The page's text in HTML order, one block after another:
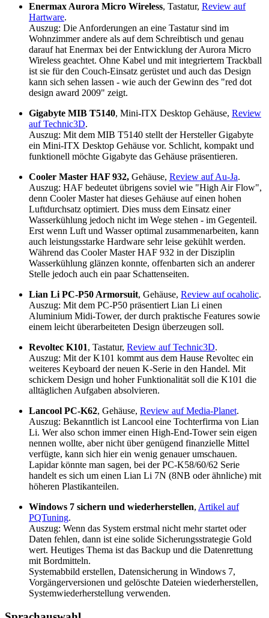
Enermax Aurora Micro Wireless, Tastatur, Review auf
Hartware.
Auszug: Die Anforderungen an eine Tastatur sind im
Wohnzimmer andere als auf dem Schreibtisch und genau
darauf hat Enermax bei der Entwicklung der Aurora Micro
Wireless geachtet. Ohne Kabel und mit integriertem Trackball
ist sie für den Couch-Einsatz gerüstet und auch das Design
kann sich sehen lassen - wie auch der Gewinn des "red dot
design award 2009" zeigt.
Gigabyte MIB T5140, Mini-ITX Desktop Gehäuse, Review
auf Technic3D.
Auszug: Mit dem MIB T5140 stellt der Hersteller Gigabyte
ein Mini-ITX Desktop Gehäuse vor. Schlicht, kompakt und
funktionell möchte Gigabyte das Gehäuse präsentieren.
Cooler Master HAF 932, Gehäuse, Review auf Au-Ja.
Auszug: HAF bedeutet übrigens soviel wie "High Air Flow",
denn Cooler Master hat dieses Gehäuse auf einen hohen
Luftdurchsatz optimiert. Dies muss dem Einsatz einer
Wasserkühlung jedoch nicht im Wege stehen - im Gegenteil.
Erst wenn Luft und Wasser optimal zusammenarbeiten, kann
auch leistungsstarke Hardware sehr leise gekühlt werden.
Während das Cooler Master HAF 932 in der Disziplin
Wasserkühlung glänzen konnte, offenbarten sich an anderer
Stelle jedoch auch ein paar Schattenseiten.
Lian Li PC-P50 Armorsuit, Gehäuse, Review auf ocaholic.
Auszug: Mit dem PC-P50 präsentiert Lian Li einen
Aluminium Midi-Tower, der durch praktische Features sowie
einem leicht überarbeiteten Design überzeugen soll.
Revoltec K101, Tastatur, Review auf Technic3D.
Auszug: Mit der K101 kommt aus dem Hause Revoltec ein
weiteres Keyboard der neuen K-Serie in den Handel. Mit
schickem Design und hoher Funktionalität soll die K101 die
alltäglichen Aufgaben absolvieren.
Lancool PC-K62, Gehäuse, Review auf Media-Planet.
Auszug: Bekanntlich ist Lancool eine Tochterfirma von Lian
Li. Wer also schon immer einen High-End-Tower sein eigen
nennen wollte, aber nicht über genügend finanzielle Mittel
verfügte, kann sich hier ein wenig genauer umschauen.
Lapidar könnte man sagen, bei der PC-K58/60/62 Serie
handelt es sich um einen Lian Li 7N (8NB oder ähnliche) mit
höheren Plastikanteilen.
Windows 7 sichern und wiederherstellen, Artikel auf
PQTuning.
Auszug: Wenn das System erstmal nicht mehr startet oder
Daten fehlen, dann ist eine solide Sicherungsstrategie Gold
wert. Heutiges Thema ist das Backup und die Datenrettung
mit Bordmitteln.
Systemabbild erstellen, Datensicherung in Windows 7,
Vorgängerversionen und gelöschte Dateien wiederherstellen,
Systemwiederherstellung verwenden.